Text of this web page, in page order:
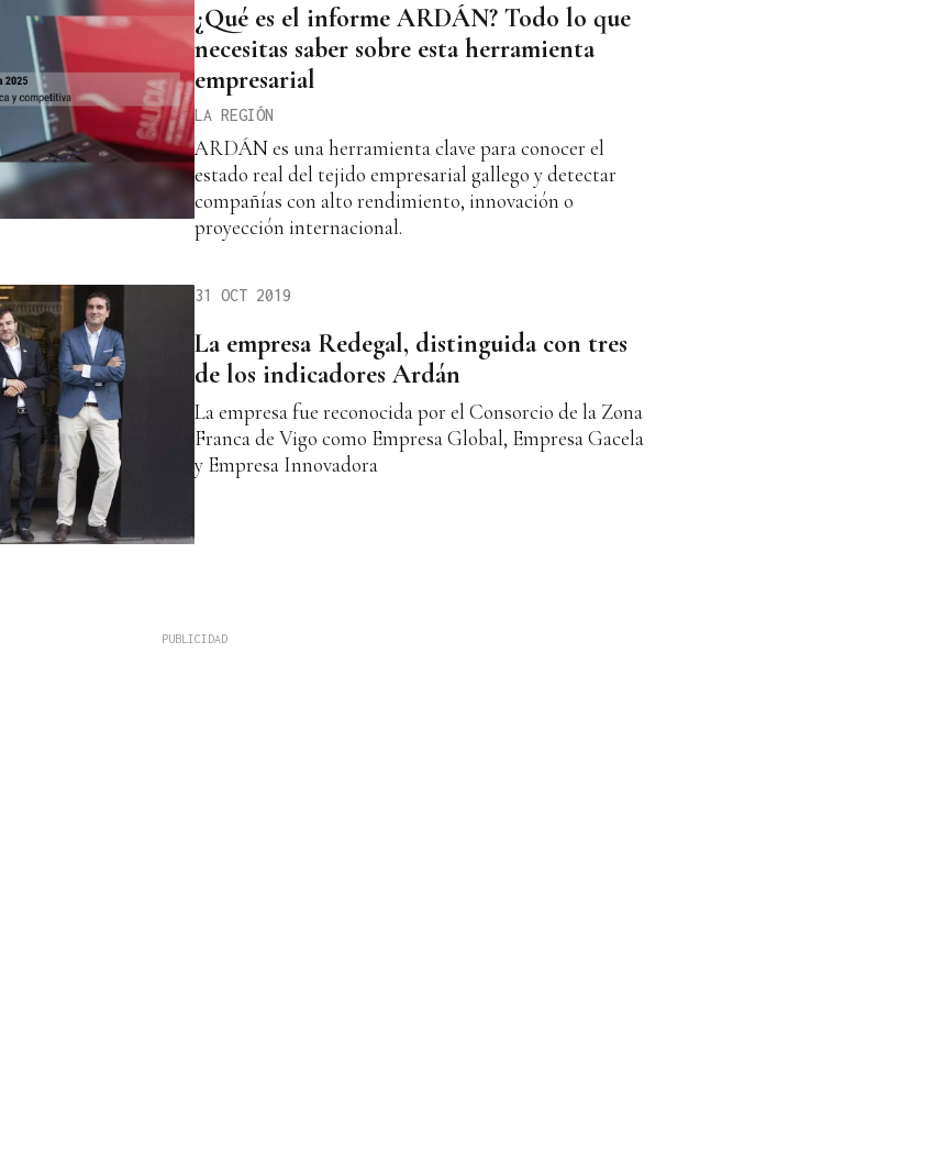
¿Qué es el informe ARDÁN? Todo lo que
necesitas saber sobre esta herramienta
empresarial
LA REGIÓN
ARDÁN es una herramienta clave para conocer el
estado real del tejido empresarial gallego y detectar
compañías con alto rendimiento, innovación o
proyección internacional.
31 OCT 2019
La empresa Redegal, distinguida con tres
de los indicadores Ardán
La empresa fue reconocida por el Consorcio de la Zona
Franca de Vigo como Empresa Global, Empresa Gacela
y Empresa Innovadora